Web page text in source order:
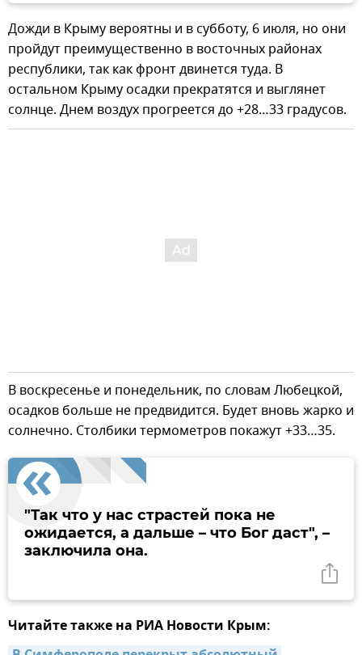
Дожди в Крыму вероятны и в субботу, 6 июля, но они
пройдут преимущественно в восточных районах
республики, так как фронт двинется туда. В
остальном Крыму осадки прекратятся и выглянет
солнце. Днем воздух прогреется до +28…33 градусов.
В воскресенье и понедельник, по словам Любецкой,
осадков больше не предвидится. Будет вновь жарко и
солнечно. Столбики термометров покажут +33…35.
"Так что у нас страстей пока не
ожидается, а дальше – что Бог даст", –
заключила она.
Читайте также на РИА Новости Крым: